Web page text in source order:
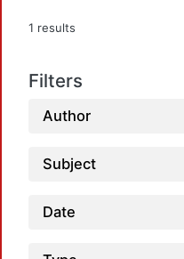
1 results
Filters
Author
Subject
Date